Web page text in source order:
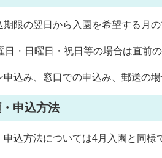
期限の翌日から入園を希望する月
日・日曜日・祝日等の場合は直前
申込み、窓口での申込み、郵送の
申込方法
申込方法については4月入園と同様